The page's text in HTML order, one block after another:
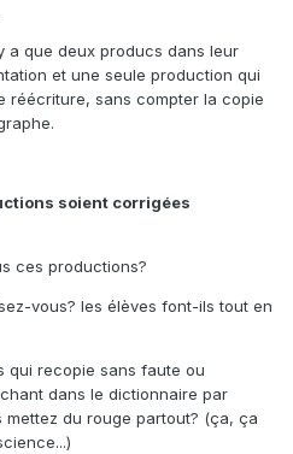
a que deux producs dans leur
et une seule production qui
réécriture, sans compter la copie
soient corrigées
ces productions?
vous? les élèves font-ils tout en
qui recopie sans faute ou
dans le dictionnaire par
du rouge partout? (ça, ça